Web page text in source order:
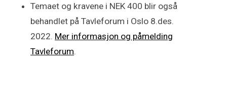
Temaet og kravene i NEK 400 blir også
behandlet på Tavleforum i Oslo 8.des.
2022. Mer informasjon og påmelding
Tavleforum.